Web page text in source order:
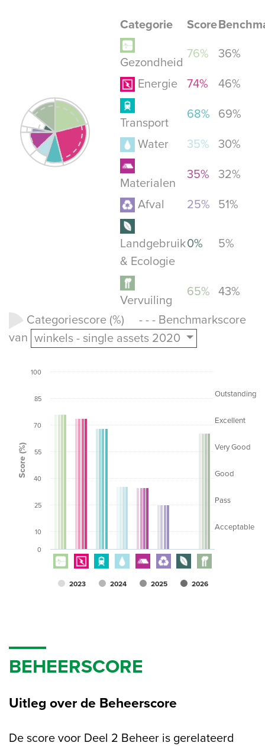
Categorie Score
Gezondheid
76% 36%
Energie 74% 46%
Transport
68% 69%
Water 35% 30%
Materialen
35% 32%
Afval 25% 51%
Landgebruik
& Ecologie
0% 5%
Vervuiling
65%
43%
Categoriescore (%) - - - Benchmarkscore
van winkels - single assets 2020
Acceptable
Pass
Good
Very Good
Excellent
Outstanding
Score (%)
2023 2024 2025 2026
0
10
25
40
55
70
85
100
BEHEERSCORE
Uitleg over de Beheerscore
De score voor Deel 2 Beheer is gerelateerd